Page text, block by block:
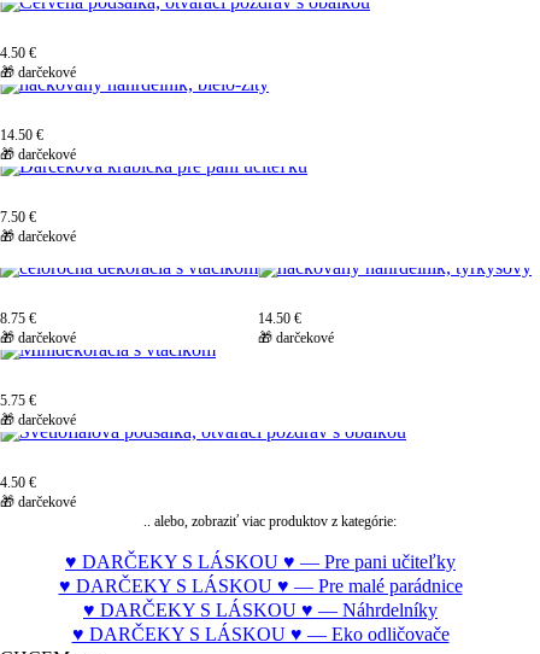
4.50 €
🎁 darčekové
14.50 €
🎁 darčekové
7.50 €
🎁 darčekové
8.75 €
🎁 darčekové
14.50 €
🎁 darčekové
5.75 €
🎁 darčekové
4.50 €
🎁 darčekové
.. alebo, zobraziť viac produktov z kategórie:
♥ DARČEKY S LÁSKOU ♥ — Pre pani učiteľky
♥ DARČEKY S LÁSKOU ♥ — Pre malé parádnice
♥ DARČEKY S LÁSKOU ♥ — Náhrdelníky
♥ DARČEKY S LÁSKOU ♥ — Eko odličovače